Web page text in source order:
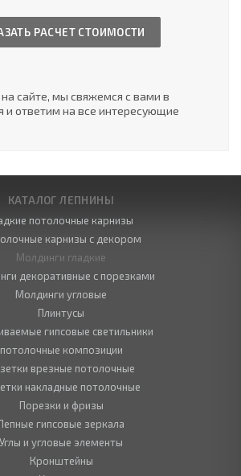
РАСЧЕТ СТОИМОСТИ
сайте, мы свяжемся с вами в
ответим на все интересующие
КАТАЛОГ ЛЕПНИНЫ
потолочные карнизы
карнизы с декором
Молдинги гладкие
декоративные с порезками
Молдинги угловые
Плинтусы
гипсовые светильники
потолочные композиции
врезные потолочные
накладные потолочные
Порезки и фризы
гипсовые зеркала
Углы и угловые элементы
Кронштейны